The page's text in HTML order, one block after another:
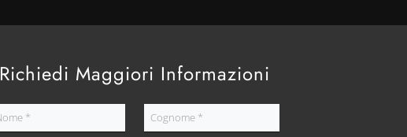
Richiedi Maggiori Informazioni